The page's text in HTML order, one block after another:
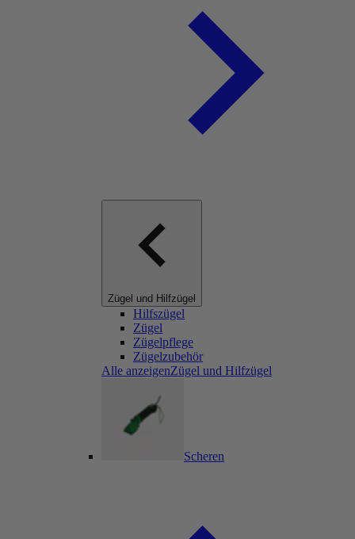
Zügel und Hilfzügel
Hilfszügel
Zügel
Zügelpflege
Zügelzubehör
Alle anzeigenZügel und Hilfzügel
Scheren